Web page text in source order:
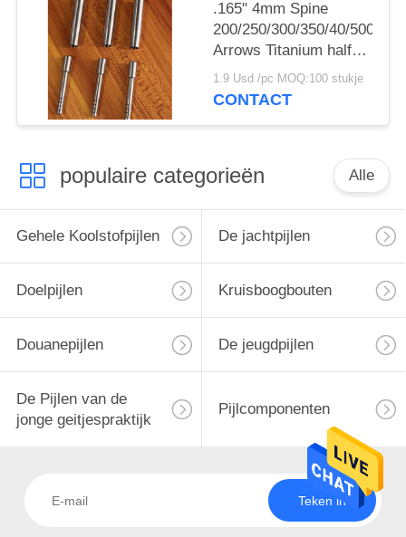
.165" 4mm Spine
200/250/300/350/40/500
Arrows Titanium half
out inserts and Collars
Sleeve
1.9 Usd /pc MOQ:100 stukje
CONTACT
populaire categorieën Alle
Gehele Koolstofpijlen De jachtpijlen
Doelpijlen Kruisboogbouten
Douanepijlen De jeugdpijlen
De Pijlen van de
jonge geitjespraktijk
Pijlcomponenten
Teken in